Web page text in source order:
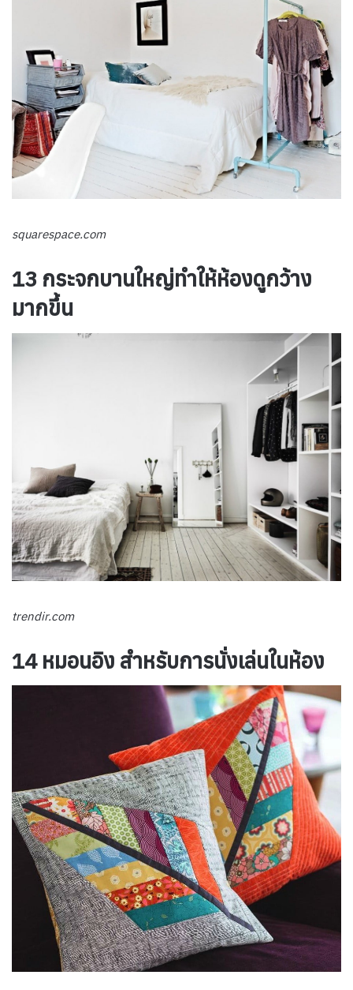
squarespace.com
13 กระจกบานใหญ่ทำให้ห้องดูกว้าง
มากขึ้น
trendir.com
14 หมอนอิง สำหรับการนั่งเล่นในห้อง